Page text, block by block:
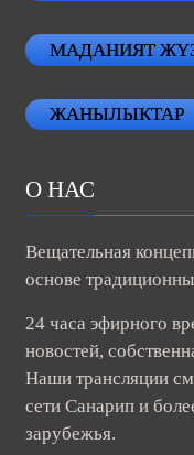
О НАС
Вещательная
24 часа эфирного
новостей,
Наши трансляции
сети Санарип и